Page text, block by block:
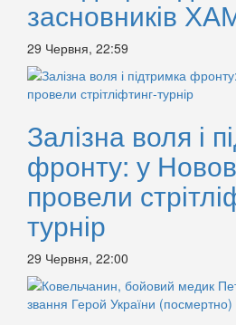
засновників
29 Червня, 22:59
Залізна воля і
фронту: у
провели
турнір
29 Червня, 22:00